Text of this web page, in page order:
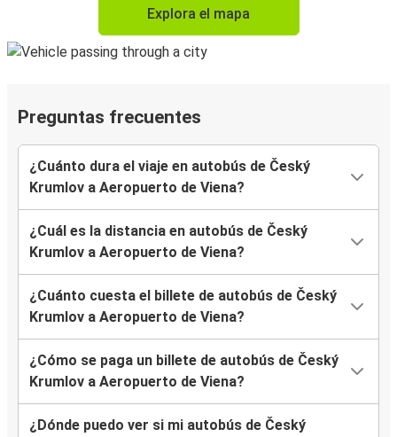
Explora el mapa
Preguntas frecuentes
¿Cuánto dura el viaje en autobús de Český
Krumlov a Aeropuerto de Viena?
¿Cuál es la distancia en autobús de Český
Krumlov a Aeropuerto de Viena?
¿Cuánto cuesta el billete de autobús de Český
Krumlov a Aeropuerto de Viena?
¿Cómo se paga un billete de autobús de Český
Krumlov a Aeropuerto de Viena?
¿Dónde puedo ver si mi autobús de Český